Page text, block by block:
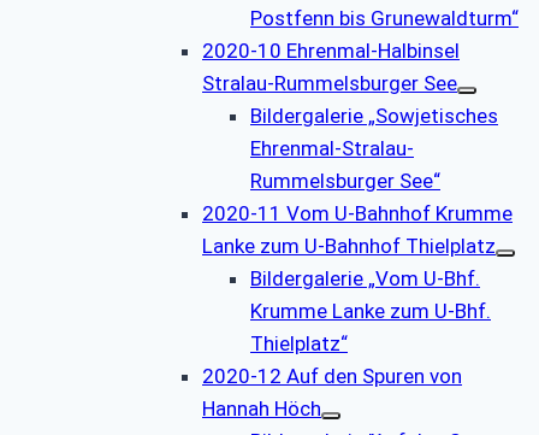
Postfenn bis Grunewaldturm“
2020-10 Ehrenmal-Halbinsel
Stralau-Rummelsburger See
Bildergalerie „Sowjetisches
Ehrenmal-Stralau-
Rummelsburger See“
2020-11 Vom U-Bahnhof Krumme
Lanke zum U-Bahnhof Thielplatz
Bildergalerie „Vom U-Bhf.
Krumme Lanke zum U-Bhf.
Thielplatz“
2020-12 Auf den Spuren von
Hannah Höch